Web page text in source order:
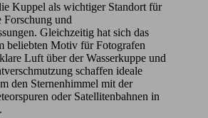
Kuppel als wichtiger Standort für
Forschung und
Gleichzeitig hat sich das
beliebten Motiv für Fotografen
Luft über der Wasserkuppe und
schaffen ideale
den Sternenhimmel mit der
oder Satellitenbahnen in